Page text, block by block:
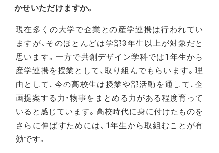
かせいただけますか。
現在多くの大学で企業との産学連携は行われてい
ますが、そのほとんどは学部3年生以上が対象だと
思います。一方で共創デザイン学科では1年生から
産学連携を授業として、取り組んでもらいます。理
由として、今の高校生は授業や部活動を通して、企
画提案する力・物事をまとめる力がある程度育って
いると感じています。高校時代に身に付けたものを
さらに伸ばすためには、1年生から取組むことが有
効です。